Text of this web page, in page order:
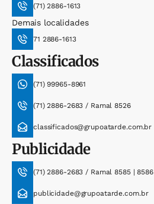
(71) 2886-1613
Demais localidades
71 2886-1613
Classificados
(71) 99965-8961
(71) 2886-2683 / Ramal 8526
classificados@grupoatarde.com.br
Publicidade
(71) 2886-2683 / Ramal 8585 | 8586
publicidade@grupoatarde.com.br